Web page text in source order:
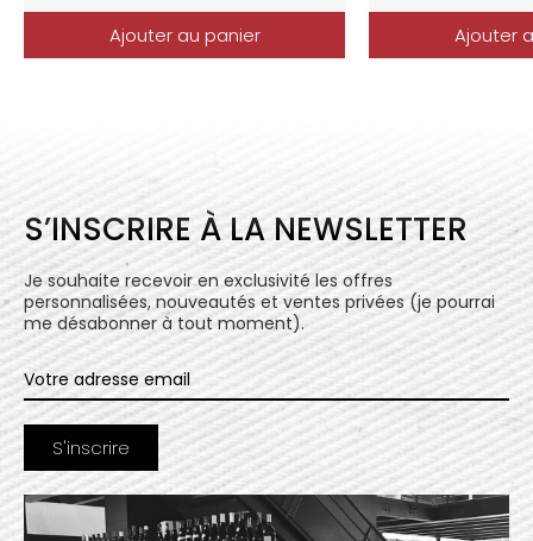
Ajouter au panier Ajouter
S’INSCRIRE À LA NEWSLETTER
Je souhaite recevoir en exclusivité les offres
personnalisées, nouveautés et ventes privées (je pourrai
me désabonner à tout moment).